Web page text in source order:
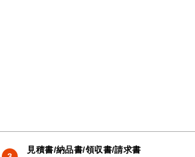
見積書/納品書/領収書/請求書